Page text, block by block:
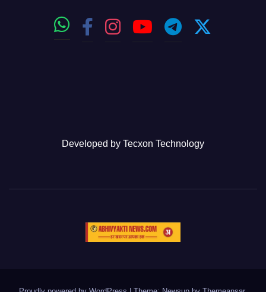
Developed by Tecxon Technology